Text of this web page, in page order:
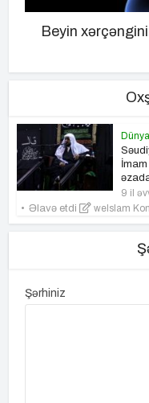
Beyin
9 il
Əlavə etdi
weIslam
Şərhiniz